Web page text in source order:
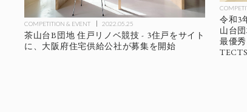
COMPETITION & EVENT 2022.05.25
茶山台B団地 住戸リノベ競技 - 3住戸をサイト
に、大阪府住宅供給公社が募集を開始
令和3
山台
最優